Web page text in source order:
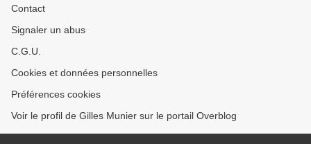
Contact
Signaler un abus
C.G.U.
Cookies et données personnelles
Préférences cookies
Voir le profil de Gilles Munier sur le portail Overblog